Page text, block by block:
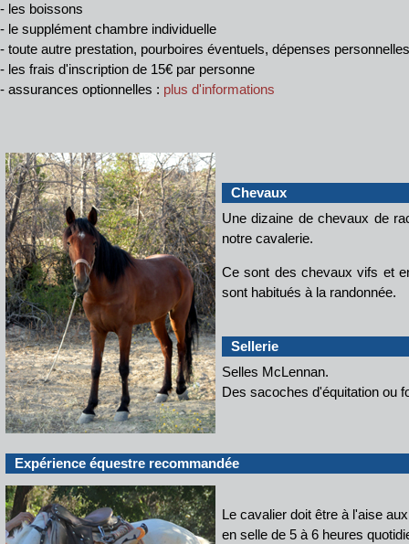
- les boissons
- le supplément chambre individuelle
- toute autre prestation, pourboires éventuels, dépenses personnelles
- les frais d'inscription de 15€ par personne
- assurances optionnelles : plus d'informations
Chevaux
Une dizaine de chevaux de
notre cavalerie.
Ce sont des chevaux vifs et
sont habitués à la randonnée.
Sellerie
Selles McLennan.
Des sacoches d'équitation ou
Expérience équestre recommandée
Le cavalier doit être à l'aise
en selle de 5 à 6 heures